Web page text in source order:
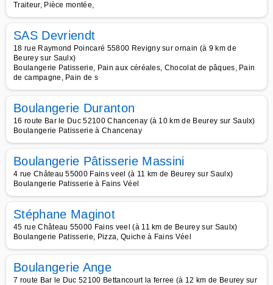
Traiteur, Pièce montée,
SAS Devriendt
18 rue Raymond Poincaré 55800 Revigny sur ornain (à 9 km de
Beurey sur Saulx)
Boulangerie Patisserie, Pain aux céréales, Chocolat de pâques, Pain
de campagne, Pain de s
Boulangerie Duranton
16 route Bar le Duc 52100 Chancenay (à 10 km de Beurey sur Saulx)
Boulangerie Patisserie à Chancenay
Boulangerie Pâtisserie Massini
4 rue Château 55000 Fains veel (à 11 km de Beurey sur Saulx)
Boulangerie Patisserie à Fains Véel
Stéphane Maginot
45 rue Château 55000 Fains veel (à 11 km de Beurey sur Saulx)
Boulangerie Patisserie, Pizza, Quiche à Fains Véel
Boulangerie Ange
7 route Bar le Duc 52100 Bettancourt la ferree (à 12 km de Beurey sur